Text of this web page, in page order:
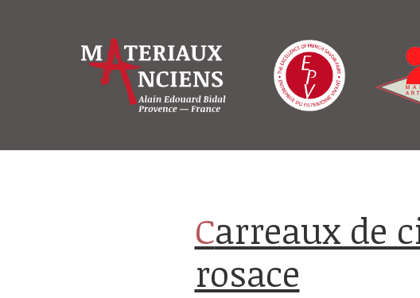
Carreaux de ciment anciens motif
rosace